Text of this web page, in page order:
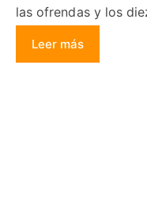
las ofrendas y los
Leer más